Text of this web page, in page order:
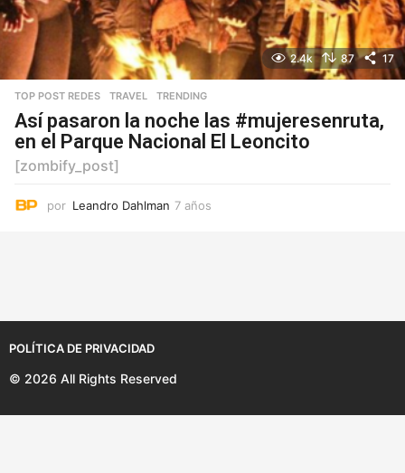
2.4k 87 17
TOP POST REDES ,TRAVEL ,TRENDING
Así pasaron la noche las #mujeresenruta,
en el Parque Nacional El Leoncito
[zombify_post]
por Leandro Dahlman 7 años
POLÍTICA DE PRIVACIDAD
© 2026 All Rights Reserved